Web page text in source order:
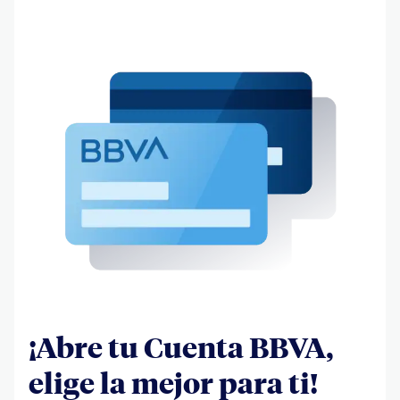
¡Abre tu Cuenta BBVA,
elige la mejor para ti!